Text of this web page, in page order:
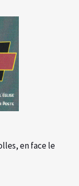
en face le